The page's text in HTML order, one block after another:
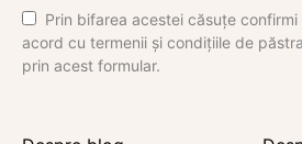
Prin bifarea acestei căsuțe
acord cu termenii și condițiile de
prin acest formular.